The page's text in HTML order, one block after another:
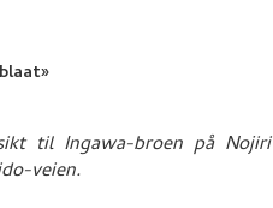
til Ingawa-broen på Nojiri
veien.